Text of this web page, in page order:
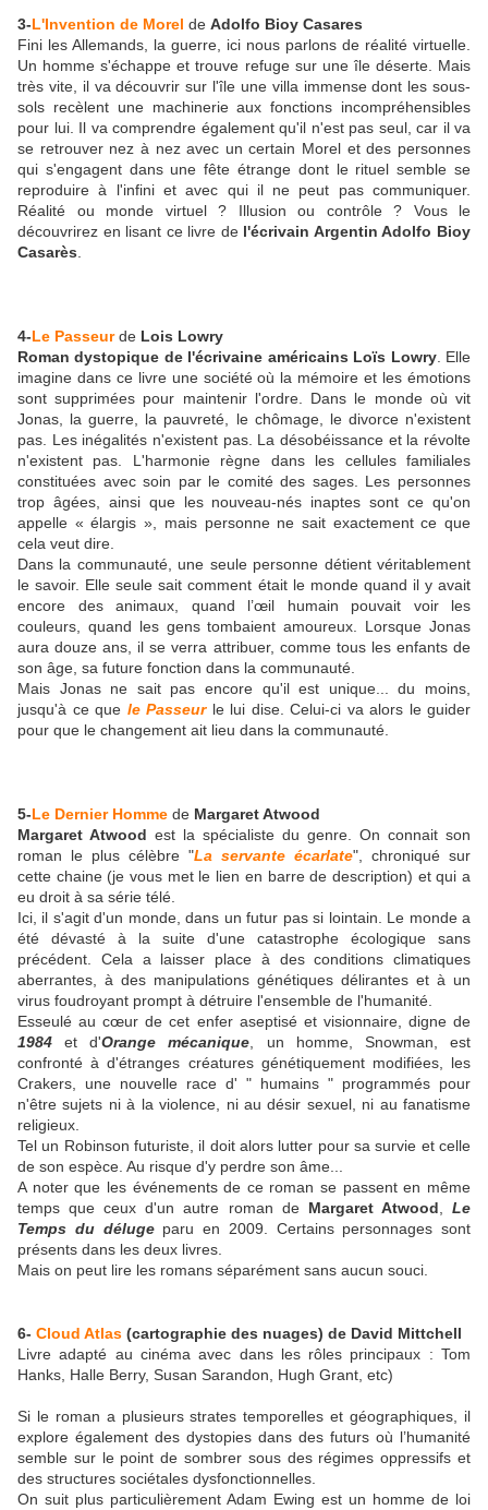
3-L'Invention de Morel de Adolfo Bioy Casares
Fini les Allemands, la guerre, ici nous parlons de réalité virtuelle.
Un homme s'échappe et trouve refuge sur une île déserte. Mais
très vite, il va découvrir sur l'île une villa immense dont les sous-
sols recèlent une machinerie aux fonctions incompréhensibles
pour lui. Il va comprendre également qu'il n'est pas seul, car il va
se retrouver nez à nez avec un certain Morel et des personnes
qui s'engagent dans une fête étrange dont le rituel semble se
reproduire à l'infini et avec qui il ne peut pas communiquer.
Réalité ou monde virtuel ? Illusion ou contrôle ? Vous le
découvrirez en lisant ce livre del'écrivain Argentin Adolfo Bioy
Casarès
4-Le Passeur de Lois Lowry
Roman dystopique de l'écrivaine américains Loïs Lowry. Elle
imagine dans ce livre une société où la mémoire et les émotions
sont supprimées pour maintenir l'ordre.
Dans le monde où vit
Jonas, la guerre, la pauvreté, le chômage, le divorce n'existent
pas. Les inégalités n'existent pas. La désobéissance et la révolte
n'existent pas. L'harmonie règne dans les cellules familiales
constituées avec soin par le comité des sages. Les personnes
trop âgées, ainsi que les nouveau-nés inaptes sont ce qu'on
appelle « élargis », mais personne ne sait exactement ce que
cela veut dire.
Dans la communauté, une seule personne détient véritablement
le savoir. Elle seule sait comment était le monde quand il y avait
encore des animaux, quand l’œil humain pouvait voir les
couleurs, quand les gens tombaient amoureux. Lorsque Jonas
aura douze ans, il se verra attribuer, comme tous les enfants de
son âge, sa future fonction dans la communauté.
Mais Jonas ne sait pas encore qu'il est unique... du moins,
jusqu'à ce que le Passeur le lui dise. Celui-ci va alors le guider
pour que le changement ait lieu dans la communauté.
5-Le Dernier Homme de Margaret Atwood
Margaret Atwood est la spécialiste du genre. On connait son
roman le plus célèbre "La servante écarlate", chroniqué sur
cette chaine (je vous met le lien en barre de description) et qui a
eu droit à sa série télé.
Ici, il s'agit d'un monde, dans un futur pas si lointain. Le monde a
été dévasté à la suite d'une catastrophe écologique sans
précédent. Cela a laisser place à des conditions climatiques
aberrantes, à des manipulations génétiques délirantes et à un
virus foudroyant prompt à détruire l'ensemble de l'humanité.
Esseulé au cœur de cet enfer aseptisé et visionnaire, digne de
1984 etd'Orange mécanique , un homme, Snowman, est
confronté à d'étranges créatures génétiquement modifiées, les
Crakers, une nouvelle race d' " humains " programmés pour
n'être sujets ni à la violence, ni au désir sexuel, ni au fanatisme
religieux.
Tel un Robinson futuriste, il doit alors lutter pour sa survie et celle
de son espèce. Au risque d'y perdre son âme...
A noter que les événements de ce roman se passent en même
temps que ceux d'un autre roman de Margaret Atwood ,Le
Temps du délugeparu en 2009. Certains personnages sont
présents dans les deux livres.
Mais on peut lire les romans séparément sans aucun souci.
6- Cloud Atlas (cartographie des nuages) de David Mittchell
Livre adapté au cinéma avec dans les rôles principaux : Tom
Hanks, Halle Berry, Susan Sarandon, Hugh Grant, etc)
Si le roman a plusieurs strates temporelles et géographiques, il
explore également des dystopies dans des futurs où l’humanité
semble sur le point de sombrer sous des régimes oppressifs et
des structures sociétales dysfonctionnelles.
On suit plus particulièrement Adam Ewing est un homme de loi